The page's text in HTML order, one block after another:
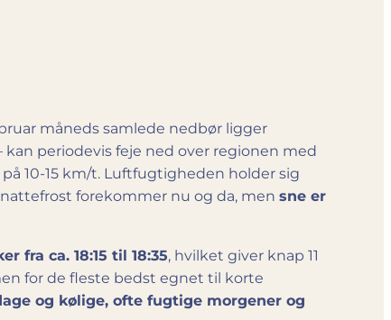
måneds samlede nedbør ligger
periodevis feje ned over regionen med
10-15 km/t. Luftfugtigheden holder sig
forekommer nu og da, men sne er
fra ca. 18:15 til 18:35, hvilket giver knap 11
for de fleste bedst egnet til korte
og kølige, ofte fugtige morgener og